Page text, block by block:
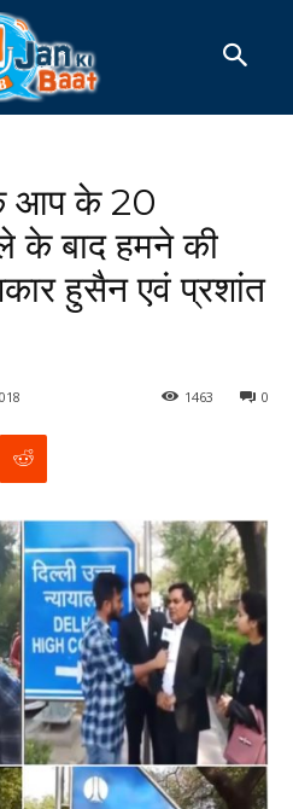
के आप के 20
के बाद हमने की
हुसैन एवं प्रशांत
0
1463